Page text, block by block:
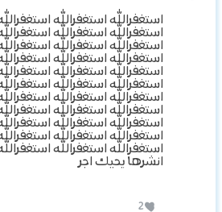
استغفرالله استغفرالله
استغفرالله استغفرالله
استغفرالله استغفرالله
استغفرالله استغفرالله
استغفرالله استغفرالله
استغفرالله استغفرالله
استغفرالله استغفرالله
استغفرالله استغفرالله
استغفرالله استغفرالله
استغفرالله استغفرالله
استغفرالله استغفرالله
انشرها يحيك اجر
2